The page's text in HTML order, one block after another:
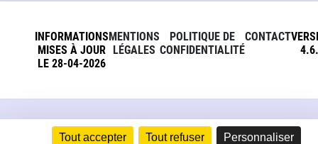
Tout accepter Tout refuser Personnaliser
INFORMATIONS
MISES À JOUR
LE 28-04-2026
MENTIONS
LÉGALES
POLITIQUE DE
CONFIDENTIALITÉ
CONTACT